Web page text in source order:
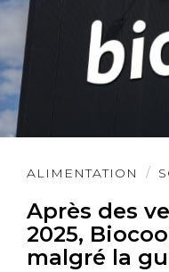
ALIMENTATION
Après des
2025,
malgré la
Lire